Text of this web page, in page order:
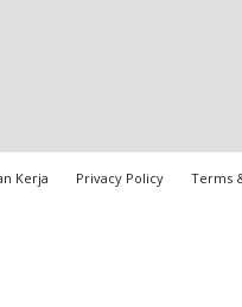
Kerja Privacy Policy Terms